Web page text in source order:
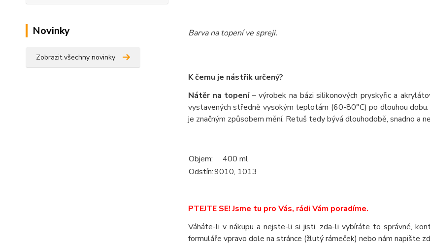
Novinky
Zobrazit všechny novinky
Barva na topení ve spreji.
K čemu je nástřik určený?
Nátěr na topení – výrobek na bázi silikonových pryskyřic a
vystavených středně vysokým teplotám (60-80°C) po dlouhou
je značným způsobem mění. Retuš tedy bývá dlouhodobě, snadno a
Objem:
400 ml
Odstín:9010, 1013
PTEJTE SE! Jsme tu pro Vás, rádi Vám poradíme.
Váháte-li v nákupu a nejste-li si jisti, zda-li vybíráte to správné,
formuláře vpravo dole na stránce (žlutý rámeček) nebo nám napište